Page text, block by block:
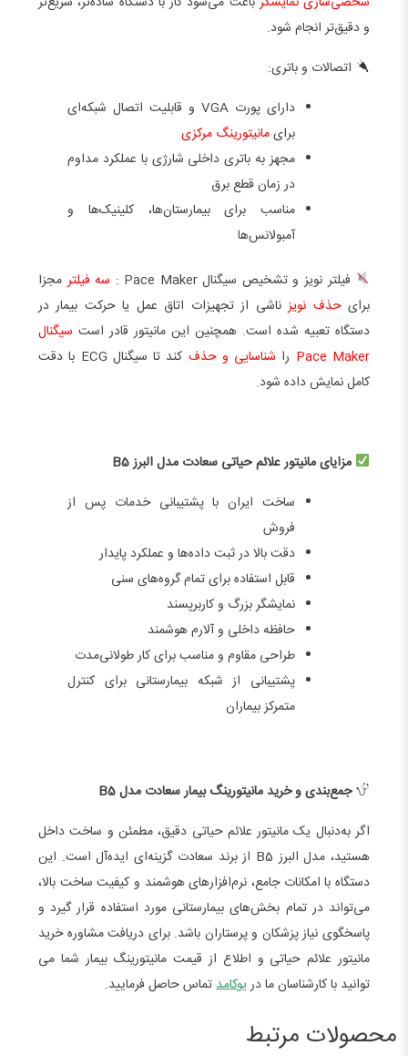
و دقیق‌تر انجام شود.
اتصالات و باتری:
دارای پورت VGA و قابلیت اتصال شبکه‌ای
برایمانیتورینگ مرکزی
مجهز به باتری داخلی شارژی با عملکرد مداوم
در زمان قطع برق
مناسب برای بیمارستان‌ها، کلینیک‌ها و
آمبولانس‌ها
فیلتر نویز و تشخیص سیگنال Pace Maker : سه فیلتر مجزا
برایحذف نویزناشی از تجهیزات اتاق عمل یا حرکت بیمار در
دستگاه تعبیه شده است. همچنین این مانیتور قادر است سیگنال
Pace Maker را شناسایی و حذف
کند تا سیگنال ECG با دقت
کامل نمایش داده شود.
مزایای مانیتور علائم حیاتی سعادت مدل البرز B5
ساخت ایران با پشتیبانی خدمات پس از
فروش
دقت بالا در ثبت داده‌ها و عملکرد پایدار
قابل استفاده برای تمام گروه‌های سنی
نمایشگر بزرگ و کاربرپسند
حافظه داخلی و آلارم هوشمند
طراحی مقاوم و مناسب برای کار طولانی‌مدت
پشتیبانی از شبکه بیمارستانی برای کنترل
متمرکز بیماران
جمع‌بندی و خرید مانیتورینگ بیمار سعادت مدل B5
اگر به‌دنبال یک مانیتور علائم حیاتی دقیق، مطمئن و ساخت داخل
هستید، مدل البرز B5 از برند سعادت گزینه‌ای ایده‌آل است. این
دستگاه با امکانات جامع، نرم‌افزارهای هوشمند و کیفیت ساخت بالا،
می‌تواند در تمام بخش‌های بیمارستانی مورد استفاده قرار گیرد و
پاسخگوی نیاز پزشکان و پرستاران باشد. برای دریافت مشاوره خرید
مانیتور علائم حیاتی و اطلاع از قیمت مانیتورینگ بیمار شما می
توانید با کارشناسان ما دریوکامدتماس حاصل فرمایید.
محصولات مرتبط